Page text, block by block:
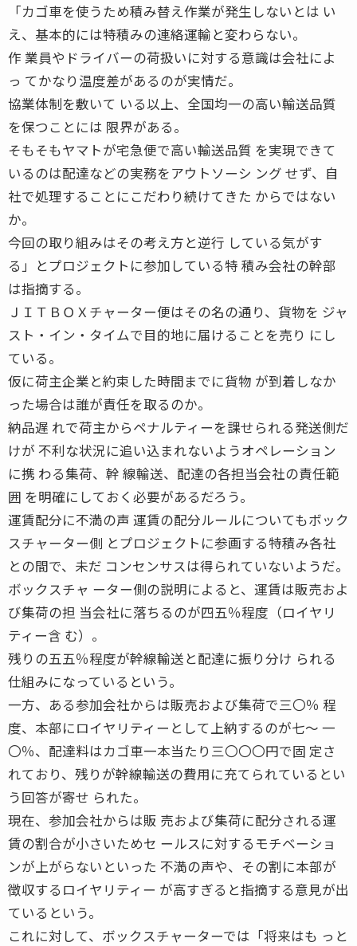
「カゴ車を使うため積み替え作業が発生しないとは い
え、基本的には特積みの連絡運輸と変わらない。
作 業員やドライバーの荷扱いに対する意識は会社によ
っ てかなり温度差があるのが実情だ。
協業体制を敷いて いる以上、全国均一の高い輸送品質
を保つことには 限界がある。
そもそもヤマトが宅急便で高い輸送品質 を実現できて
いるのは配達などの実務をアウトソーシ ング せず、自
社で処理することにこだわり続けてきた からではない
か。
今回の取り組みはその考え方と逆行 している気がす
る」とプロジェクトに参加している特 積み会社の幹部
は指摘する。
ＪＩＴＢＯＸチャーター便はその名の通り、貨物を ジャ
スト・イン・タイムで目的地に届けることを売り にし
ている。
仮に荷主企業と約束した時間までに貨物 が到着しなか
った場合は誰が責任を取るのか。
納品遅 れで荷主からペナルティーを課せられる発送側だ
けが 不利な状況に追い込まれないようオペレーション
に携 わる集荷、幹 線輸送、配達の各担当会社の責任範
囲 を明確にしておく必要があるだろう。
運賃配分に不満の声 運賃の配分ルールについてもボック
スチャーター側 とプロジェクトに参画する特積み各社
との間で、未だ コンセンサスは得られていないようだ。
ボックスチャ ーター側の説明によると、運賃は販売およ
び集荷の担 当会社に落ちるのが四五％程度（ロイヤリ
ティー含 む）。
残りの五五％程度が幹線輸送と配達に振り分け られる
仕組みになっているという。
一方、ある参加会社からは販売および集荷で三〇％ 程
度、本部にロイヤリティーとして上納するのが七〜 一
〇％、配達料はカゴ車一本当たり三〇〇〇円で固 定さ
れており、残りが幹線輸送の費用に充てられているとい
う回答が寄せ られた。
現在、参加会社からは販 売および集荷に配分される運
賃の割合が小さいためセ ールスに対するモチベーショ
ンが上がらないといった 不満の声や、その割に本部が
徴収するロイヤリティー が高すぎると指摘する意見が出
ているという。
これに対して、ボックスチャーターでは「将来はも っと